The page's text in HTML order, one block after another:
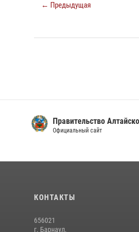
← Предыдущая
Правительство
Официальный сайт
КОНТАКТЫ
656021
г. Барнаул,